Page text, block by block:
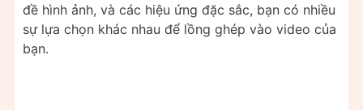
đề hình ảnh, và các hiệu ứng đặc sắc, bạn có nhiều
sự lựa chọn khác nhau để lồng ghép vào video của
bạn.